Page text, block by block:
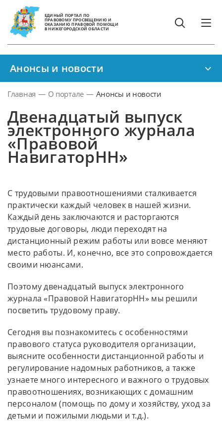
ЕДИНЫЙ ПОРТАЛ ПО
ПРАВОВОМУ ПРОСВЕЩЕНИЮ И
ОКАЗАНИЮ ПРАВОВОЙ ПОМОЩИ
В НИЖЕГОРОДСКОЙ ОБЛАСТИ
Анонсы и новости
Главная — О портале — Анонсы и новости
Двенадцатый выпуск
электронного журнала
«Правовой
НавигаторНН»
С трудовыми правоотношениями сталкивается
практически каждый человек в нашей жизни.
Каждый день заключаются и расторгаются
трудовые договоры, люди переходят на
дистанционный режим работы или вовсе меняют
место работы. И, конечно, все это сопровождается
своими нюансами.
Поэтому двенадцатый выпуск электронного
журнала «Правовой НавигаторНН» мы решили
посветить трудовому праву.
Сегодня вы познакомитесь с особенностями
правового статуса руководителя организации,
выясните особенности дистанционной работы и
регулирование надомных работников, а также
узнаете много интересного и важного о трудовых
правоотношениях, возникающих с домашним
персоналом (помощь по дому и хозяйству, уход за
детьми и пожилыми людьми и т.д.).